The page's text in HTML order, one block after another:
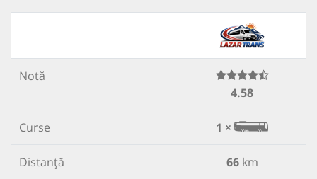
Notă
4.58
Curse 1 ×
Distanță 66km